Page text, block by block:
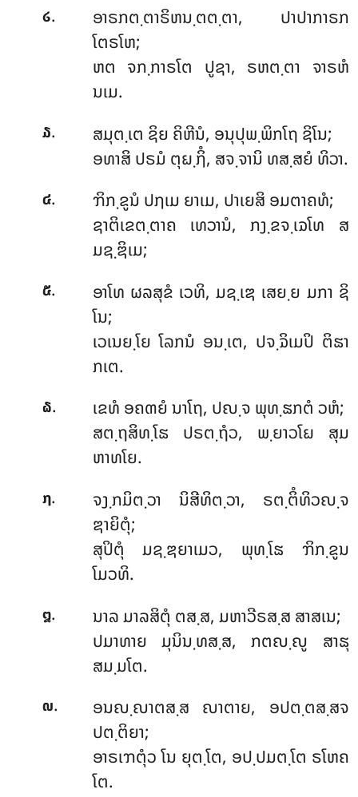
໒. ອາຣກຕ຺ຕາຣິຫນ຺ຕຕ຺ຕາ, ປາປາກາຣກ
ໂຕຣໂຫ;
ຫຕ ຈກ຺ກາຣໂຕ ປູຊາ, ຣຫຕ຺ຕາ ຈາຣຫໍ
ນເມ.
໓. ສມຸຕ຺ເຕ ຊິຍ ຄິຫີນໍ, ອນຸປຸພ຺ພິກໂຖ ຊິໂນ;
ອທາສິ ປຣມໍ ຕຸຏ຺ຐິໍ, ສຈ຺ຈານິ ທສ຺ສຍໍ ທິວາ.
໔. ຠິກ຺ຂູນໍ ປຐເມ ຍາເມ, ປາເຍສິ ອມຕາຄທໍ;
ຊາຕິເຂຕ຺ຕາຄ ເທວານໍ, ກງ຺ຂຈ຺ເຉໂທ ສ
ມຊ຺ຌິເມ;
໕.
ອາໂທ ຜລສຸຂໍ ເວທິ, ມຊ຺ເຌ ເສຍ຺ຍ ມກາ ຊິ
ໂນ;
ເວເນຍ຺ໂຍ ໂລກນໍ ອນ຺ເຕ, ປຈ຺ຉິເມປິ ຕິຘາ
ກເຕ.
໖. ເຂທໍ ອຄຓຍໍ ນາໂຖ, ປຎ຺ຈ ພຸທ຺ຘກຕໍ ວຫໍ;
ສຕ຺ຖສິທ຺ໂຘ ປຣຕ຺ຖໍວ, ພ຺ຍາວໂຏ ສຸມ
ຫາທໂຍ.
໗.
ຈງ຺ກມິຕ຺ວາ ນິສີທິຕ຺ວາ, ຣຕ຺ຕິໍທິວຎ຺ຈ
ຌາຍິຕຸໍ;
ສຸປິຕຸໍ ມຊ຺ຌຍາເມວ, ພຸທ຺ໂຘ ຠິກ຺ຂູນ
ໂມວທິ.
໘. ນາລມາລສິຕຸໍ ຕສ຺ສ, ມຫາວີຣສ຺ສ ສາສເນ;
ປມາທາຍ ມຸນິນ຺ທສ຺ສ, ກຕຎ຺ຎູ ສາຘຸ
ສມ຺ມໂຕ.
໙.
ອນຎ຺ຎາຕສ຺ສ ຎາຕາຍ, ອປຕ຺ຕສ຺ສຈ
ປຕ຺ຕິຍາ;
ອາຣເຠຕຸໍວ ໂນ ຍຸຕ຺ໂຕ, ອປ຺ປມຕ຺ໂຕ ຣໂຫຄ
ໂຕ.